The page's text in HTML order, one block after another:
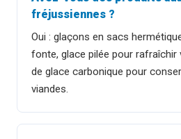
fréjussiennes ?
Oui : glaçons en sacs
fonte, glace pilée pour rafraîchir
de glace carbonique pour
viandes.